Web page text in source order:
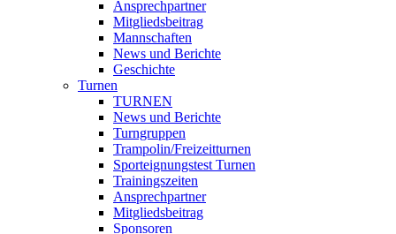
Ansprechpartner
Mitgliedsbeitrag
Mannschaften
News und Berichte
Geschichte
Turnen
TURNEN
News und Berichte
Turngruppen
Trampolin/Freizeitturnen
Sporteignungstest Turnen
Trainingszeiten
Ansprechpartner
Mitgliedsbeitrag
Sponsoren